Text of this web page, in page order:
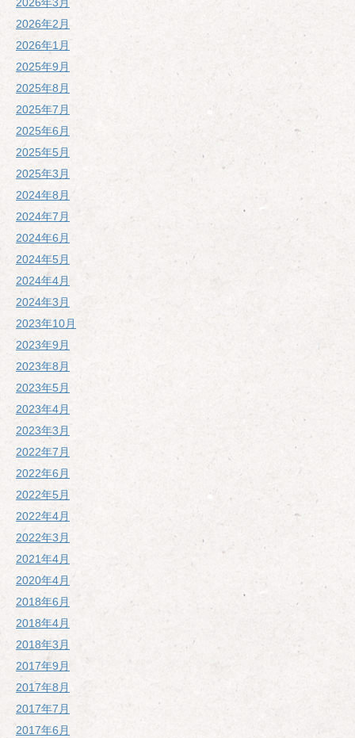
2026年2月
2026年1月
2025年9月
2025年8月
2025年7月
2025年6月
2025年5月
2025年3月
2024年8月
2024年7月
2024年6月
2024年5月
2024年4月
2024年3月
2023年10月
2023年9月
2023年8月
2023年5月
2023年4月
2023年3月
2022年7月
2022年6月
2022年5月
2022年4月
2022年3月
2021年4月
2020年4月
2018年6月
2018年4月
2018年3月
2017年9月
2017年8月
2017年7月
2017年6月